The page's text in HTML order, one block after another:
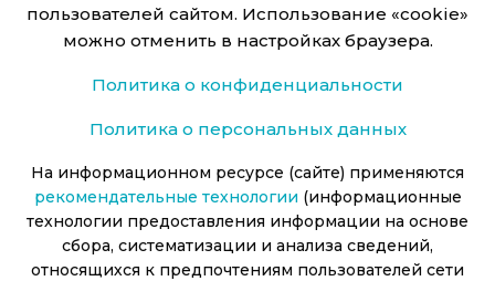
пользователей сайтом. Использование «cookie»
можно отменить в настройках браузера.
Политика о конфиденциальности
Политика о персональных данных
На информационном ресурсе (сайте) применяются
рекомендательные технологии (информационные
технологии предоставления информации на основе
сбора, систематизации и анализа сведений,
относящихся к предпочтениям пользователей сети